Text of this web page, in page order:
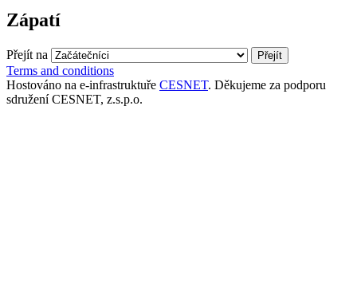
Zápatí
Přejít na
Terms and conditions
Hostováno na e-infrastruktuře CESNET. Děkujeme za podporu
sdružení CESNET, z.s.p.o.